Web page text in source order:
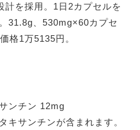
計を採用。1日2カプセルを
31.8g、530mg×60カプセ
格1万5135円。
ンチン 12mg
キサンチンが含まれます。